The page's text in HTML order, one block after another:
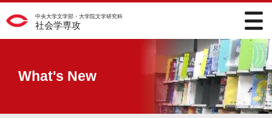
中央大学文学部・大学院文学研究科
社会学専攻
What's New